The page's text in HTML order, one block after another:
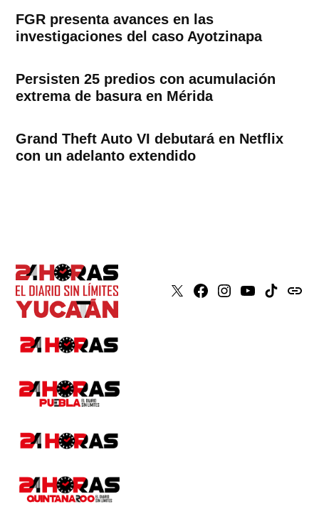
FGR presenta avances en las
investigaciones del caso Ayotzinapa
Persisten 25 predios con acumulación
extrema de basura en Mérida
Grand Theft Auto VI debutará en Netflix
con un adelanto extendido
X Faceboook
Instagram
YoutubeTiktokissuu